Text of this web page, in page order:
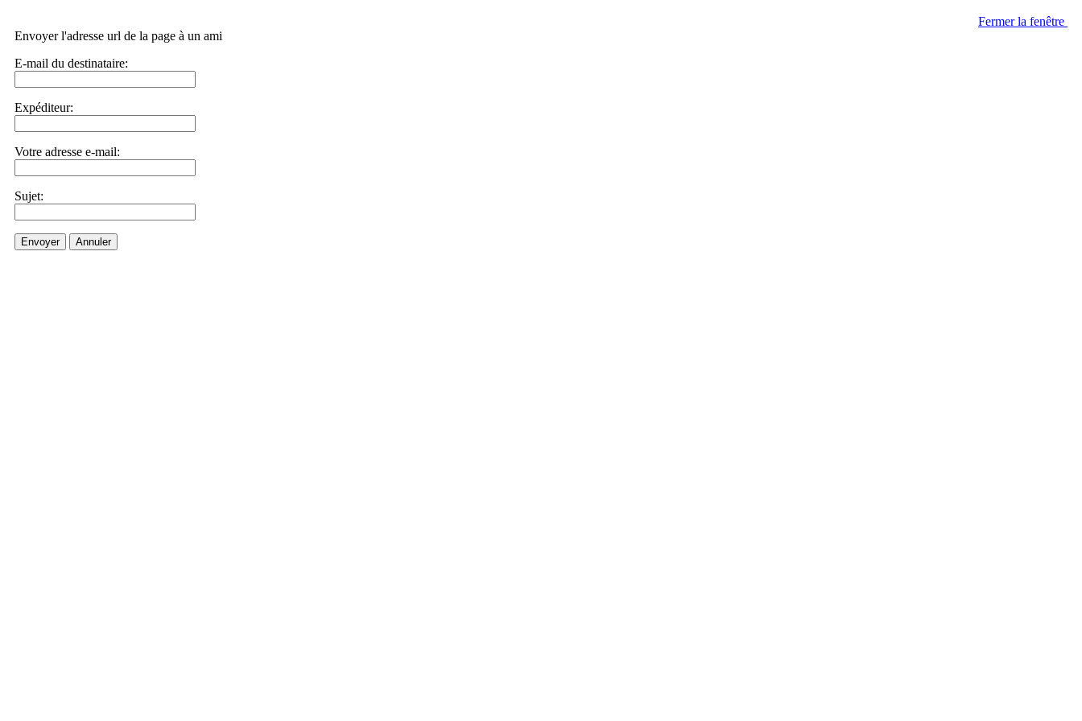
Fermer la fenêtre
Envoyer l'adresse url de la page à un ami
E-mail du destinataire:
Expéditeur:
Votre adresse e-mail:
Sujet:
Envoyer Annuler